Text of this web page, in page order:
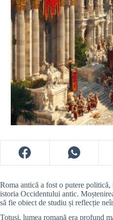
Roma antică a fost o putere
istoria Occidentului antic.
să fie obiect de studiu și reflecție
Totuși, lumea romană era profund